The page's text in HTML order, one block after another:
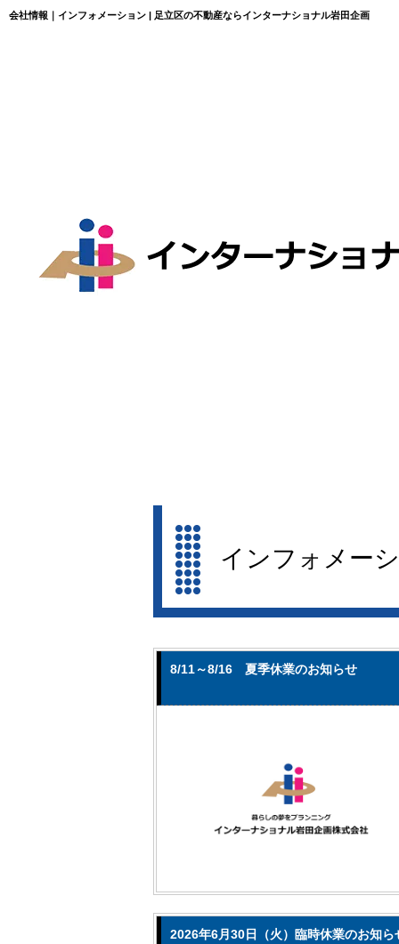
会社情報｜インフォメーション | 足立区の不動産ならインターナショナル岩田企画
インフォメー
8/11～8/16 夏季休業のお知らせ
2026年6月30日（火）臨時休業のお知ら